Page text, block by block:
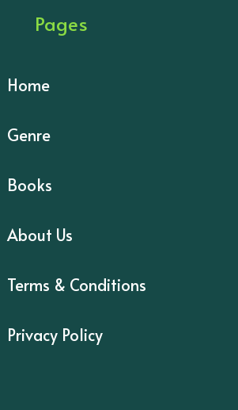
Pages
Home
Genre
Books
About Us
Terms & Conditions
Privacy Policy